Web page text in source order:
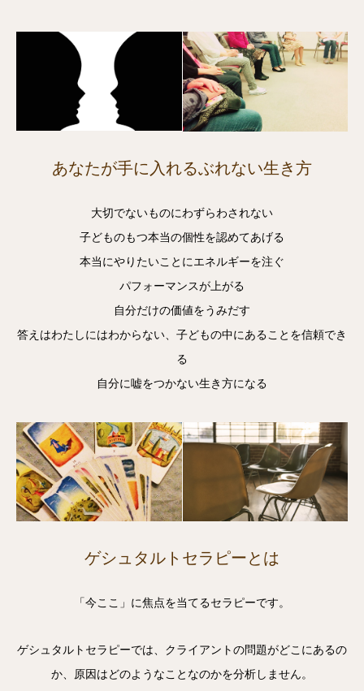
あなたが手に入れるぶれない生き方
大切でないものにわずらわされない
子どものもつ本当の個性を認めてあげる
本当にやりたいことにエネルギーを注ぐ
パフォーマンスが上がる
自分だけの価値をうみだす
答えはわたしにはわからない、子どもの中にあることを信頼でき
る
自分に嘘をつかない生き方になる
ゲシュタルトセラピーとは
「今ここ」に焦点を当てるセラピーです。
ゲシュタルトセラピーでは、クライアントの問題がどこにあるの
か、原因はどのようなことなのかを分析しません。